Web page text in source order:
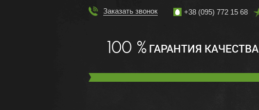
Заказать звонок +38 (095) 772 15 68
100 %ГАРАНТИЯ КАЧЕСТВА